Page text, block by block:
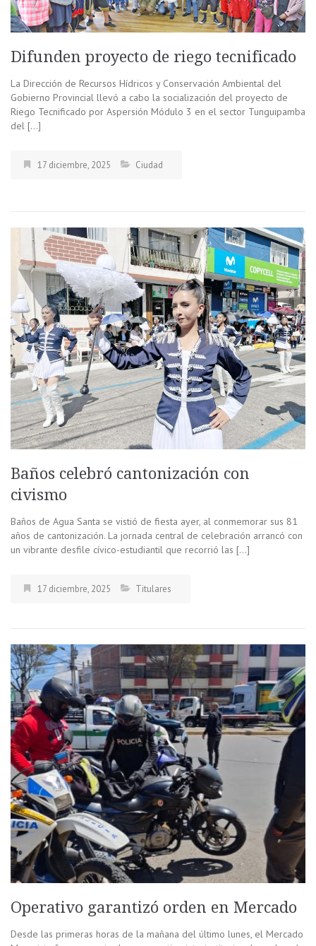
Difunden proyecto de riego tecnificado
La Dirección de Recursos Hídricos y Conservación Ambiental del
Gobierno Provincial llevó a cabo la socialización del proyecto de
Riego Tecnificado por Aspersión Módulo 3 en el sector Tunguipamba
del […]
17 diciembre, 2025 Ciudad
Baños celebró cantonización con
civismo
Baños de Agua Santa se vistió de fiesta ayer, al conmemorar sus 81
años de cantonización. La jornada central de celebración arrancó con
un vibrante desfile cívico-estudiantil que recorrió las […]
17 diciembre, 2025 Titulares
Operativo garantizó orden en Mercado
Desde las primeras horas de la mañana del último lunes, el Mercado